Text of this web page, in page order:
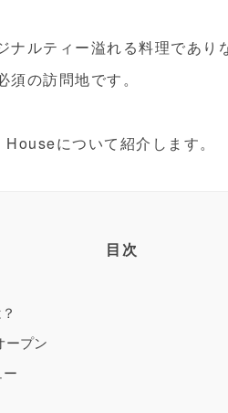
ナルティー溢れる料理であ
の訪問地です。
について紹介します。
目次
ープン
ー